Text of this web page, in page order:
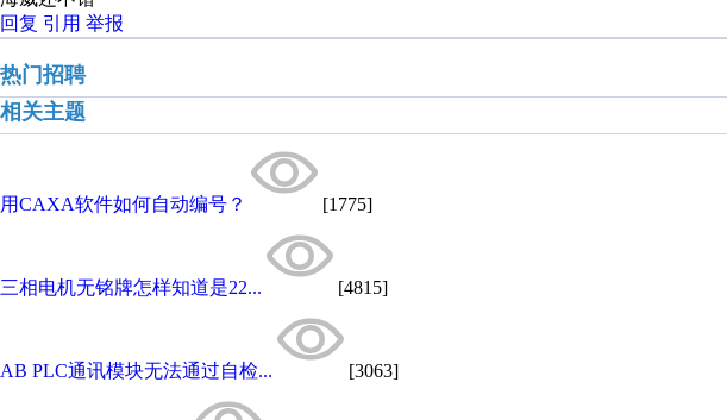
回复 引用 举报
热门招聘
相关主题
用CAXA软件如何自动编号？ [1775]
三相电机无铭牌怎样知道是22... [4815]
AB PLC通讯模块无法通过自检... [3063]